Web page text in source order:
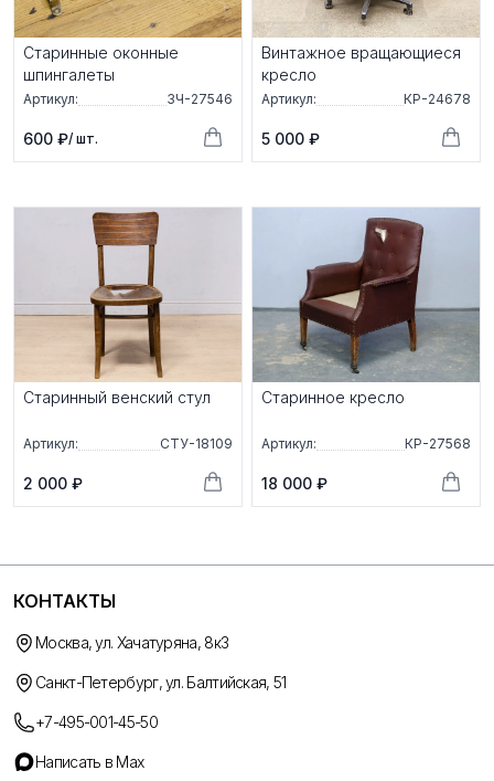
Старинные оконные
шпингалеты
Артикул: ЗЧ-27546
600 ₽/ шт.
Винтажное вращающиеся
кресло
Артикул: КР-24678
5 000 ₽
Старинный венский стул
Артикул: СТУ-18109
2 000 ₽
Старинное кресло
Артикул: КР-27568
18 000 ₽
КОНТАКТЫ
Москва, ул. Хачатуряна, 8к3
Санкт-Петербург, ул. Балтийская, 51
+7-495-001-45-50
Написать в Max